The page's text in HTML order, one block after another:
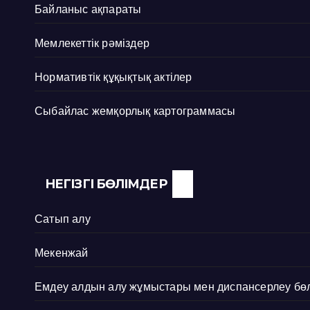
Байланыс ақпараты
Мемлекеттік рәміздер
Нормативтік құқықтық актілер
Сыбайлас жемқорлық картограммасы
НЕГІЗГІ БӨЛІМДЕР
Сатып алу
Мекенжай
Емдеу алдын алу жұмыстары мен диспансерлеу